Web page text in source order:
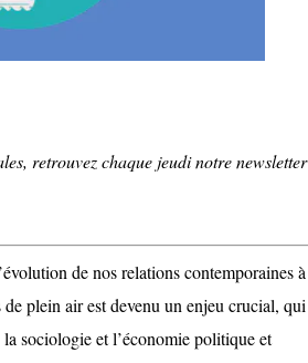
retrouvez chaque jeudi notre newsletter
de nos relations contemporaines à
plein air est devenu un enjeu crucial, qui
sociologie et l’économie politique et